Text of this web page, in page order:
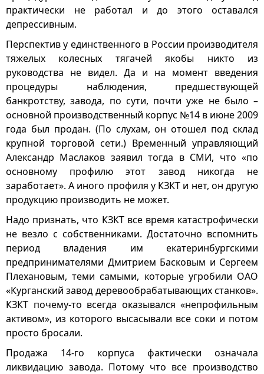
практически не работал и до этого оставался
депрессивным.
Перспектив у единственного в России производителя
тяжелых колесных тягачей якобы никто из
руководства не видел. Да и на момент введения
процедуры наблюдения, предшествующей
банкротству, завода, по сути, почти уже не было –
основной производственный корпус №14 в июне 2009
года был продан. (По слухам, он отошел под склад
крупной торговой сети.) Временный управляющий
Александр Маслаков заявил тогда в СМИ, что «по
основному профилю этот завод никогда не
заработает». А иного профиля у КЗКТ и нет, он другую
продукцию производить не может.
Надо признать, что КЗКТ все время катастрофически
не везло с собственниками. Достаточно вспомнить
период владения им екатеринбургскими
предпринимателями Дмитрием Басковым и Сергеем
Плехановым, теми самыми, которые угробили ОАО
«Курганский завод деревообрабатывающих станков».
КЗКТ почему-то всегда оказывался «непрофильным
активом», из которого высасывали все соки и потом
просто бросали.
Продажа 14-го корпуса фактически означала
ликвидацию завода. Потому что все производство